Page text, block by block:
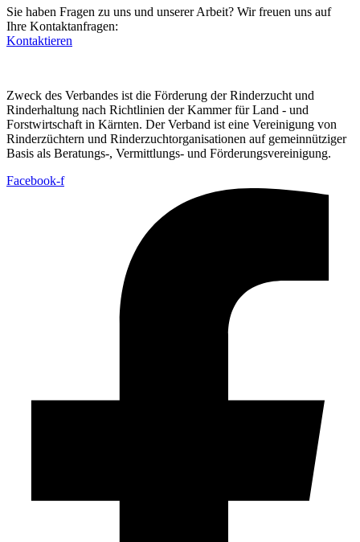
Sie haben Fragen zu uns und unserer Arbeit? Wir freuen uns auf
Ihre Kontaktanfragen:
Kontaktieren
Zweck des Verbandes ist die Förderung der Rinderzucht und
Rinderhaltung nach Richtlinien der Kammer für Land - und
Forstwirtschaft in Kärnten. Der Verband ist eine Vereinigung von
Rinderzüchtern und Rinderzuchtorganisationen auf gemeinnütziger
Basis als Beratungs-, Vermittlungs- und Förderungsvereinigung.
Facebook-f